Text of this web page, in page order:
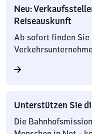
Neu:
Reiseauskunft
Ab sofort finden
Unterstützen Sie
Die